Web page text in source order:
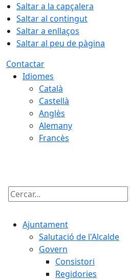
Saltar a la capçalera
Saltar al contingut
Saltar a enllaços
Saltar al peu de pàgina
Contactar
Idiomes
Català
Castellà
Anglès
Alemany
Francès
Cercar:
Ajuntament
Salutació de l'Alcalde
Govern
Consistori
Regidories